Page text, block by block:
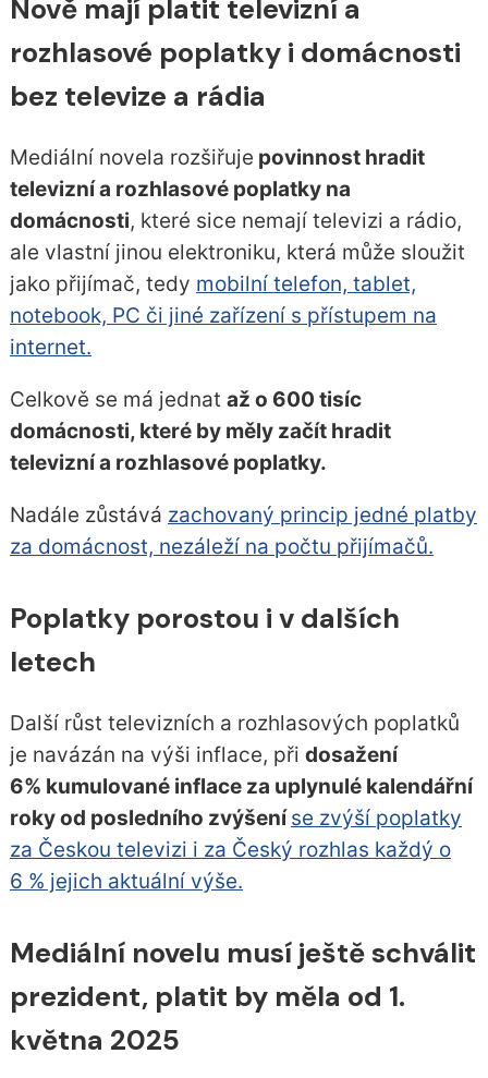
Nově mají platit televizní a
rozhlasové poplatky i domácnosti
bez televize a rádia
Mediální novela rozšiřuje povinnost hradit
televizní a rozhlasové poplatky na
domácnosti, které sice nemají televizi a rádio,
ale vlastní jinou elektroniku, která může sloužit
jako přijímač, tedy mobilní telefon, tablet,
notebook, PC či jiné zařízení s přístupem na
internet.
Celkově se má jednat až o 600 tisíc
domácnosti, které by měly začít hradit
televizní a rozhlasové poplatky.
Nadále zůstává zachovaný princip jedné platby
za domácnost, nezáleží na počtu přijímačů.
Poplatky porostou i v dalších
letech
Další růst televizních a rozhlasových poplatků
je navázán na výši inflace, při dosažení
6% kumulované inflace za uplynulé kalendářní
roky od posledního zvýšeníse zvýší poplatky
za Českou televizi i za Český rozhlas každý o
6 % jejich aktuální výše.
Mediální novelu musí ještě schválit
prezident, platit by měla od 1.
května 2025